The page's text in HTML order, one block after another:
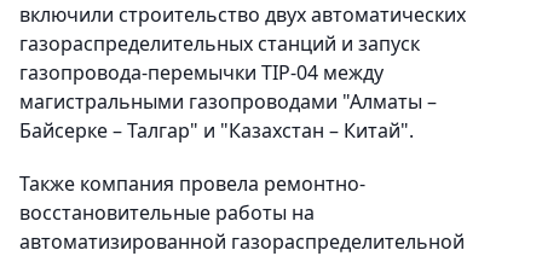
включили строительство двух автоматических
газораспределительных станций и запуск
газопровода-перемычки TIP-04 между
магистральными газопроводами "Алматы –
Байсерке – Талгар" и "Казахстан – Китай".
Также компания провела ремонтно-
восстановительные работы на
автоматизированной газораспределительной